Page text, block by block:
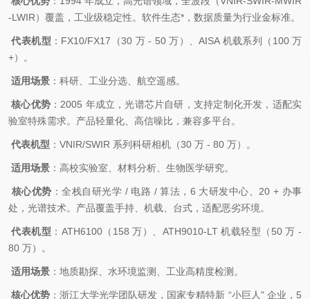
-LWIR）覆盖，工业级稳定性。软件生态*，数据质量为行业金标准。
代表机型 ：FX10/FX17（30 万 - 50 万）、AISA 机载系列（100 万
+）。
适用场景 ：科研、工业分选、航空遥感。
核心优势 ：2005 年成立，光谱芯片自研，支持定制化开发，适配实
验室特殊需求。产品轻量化、高信噪比，兼容多平台。
代表机型 ：VNIR/SWIR 系列科研相机（30 万 - 80 万）。
适用场景 ：高校实验室、材料分析、生物医学研究。
核心优势 ：全栈自研光学 / 电路 / 算法，6 大研发中心、20 + 办事
处，光谱技术。产品覆盖手持、机载、台式，适配恶劣环境。
代表机型 ：ATH6100（158 万）、ATH9010-LT 机载轻型（50 万 -
80 万）。
适用场景 ：地质勘探、水环境监测、工业高精度检测。
核心优势 ：浙江大学光学团队研发，国家专精特新 “小巨人" 企业，5